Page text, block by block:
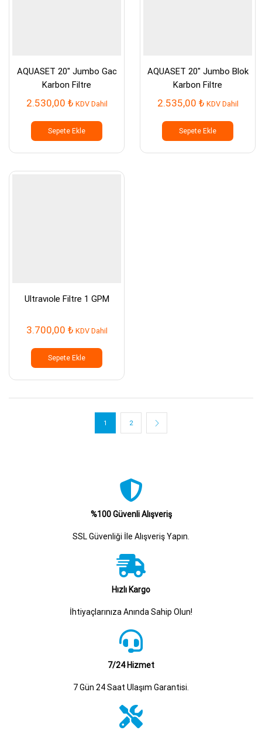
AQUASET 20″ Jumbo Gac
Karbon Filtre
2.530,00 ₺ KDV Dahil
Sepete Ekle
AQUASET 20″ Jumbo Blok
Karbon Filtre
2.535,00 ₺ KDV Dahil
Sepete Ekle
Ultravıole Filtre 1 GPM
3.700,00 ₺ KDV Dahil
Sepete Ekle
1 2
%100 Güvenli Alışveriş
SSL Güvenliği İle Alışveriş Yapın.
Hızlı Kargo
İhtiyaçlarınıza Anında Sahip Olun!
7/24 Hizmet
7 Gün 24 Saat Ulaşım Garantisi.